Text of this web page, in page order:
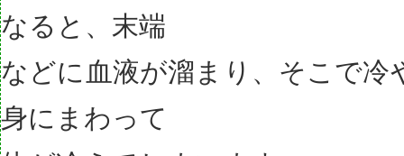
なると、末端
などに血液が溜まり、そこで冷
身にまわって